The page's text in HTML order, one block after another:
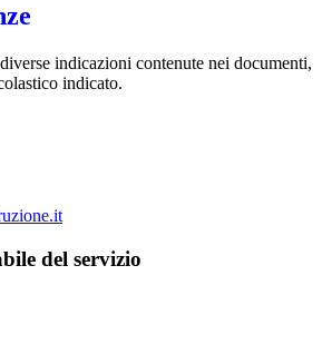
indicazioni contenute nei documenti,
indicato.
del servizio